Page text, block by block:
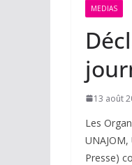
MEDIAS
13 août
Les
Presse)